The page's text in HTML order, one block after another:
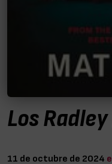
Los
11 de octubre de 2024